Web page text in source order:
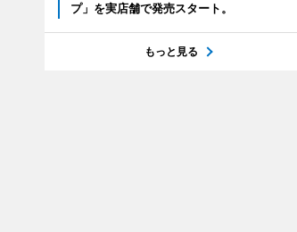
プ」を実店舗で発売スタート。
もっと見る